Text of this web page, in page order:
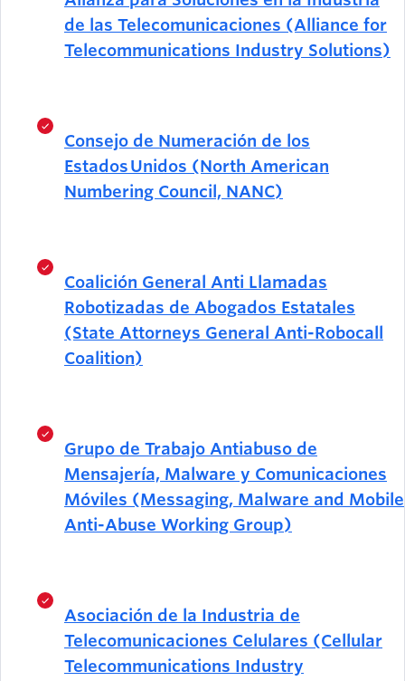
de las Telecomunicaciones (Alliance for
Telecommunications Industry Solutions)
Consejo de Numeración de los
Estados Unidos (North American
Numbering Council, NANC)
Coalición General Anti Llamadas
Robotizadas de Abogados Estatales
(State Attorneys General Anti-Robocall
Coalition)
Grupo de Trabajo Antiabuso de
Mensajería, Malware y Comunicaciones
Móviles (Messaging, Malware and Mobile
Anti-Abuse Working Group)
Asociación de la Industria de
Telecomunicaciones Celulares (Cellular
Telecommunications Industry